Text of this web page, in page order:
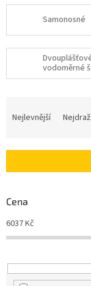
Samonosné
vodoměrné
í
r
o
d
u
t
ů
Nejlevnější
Cena
6037Kč